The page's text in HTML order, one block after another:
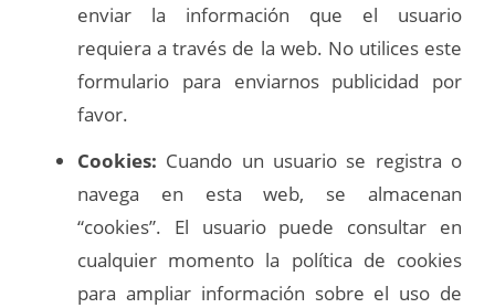
enviar la información que el usuario
requiera a través de la web. No utilices este
formulario para enviarnos publicidad por
favor.
Cookies: Cuando un usuario se registra o
navega en esta web, se almacenan
“cookies”. El usuario puede consultar en
cualquier momento la política de cookies
para ampliar información sobre el uso de